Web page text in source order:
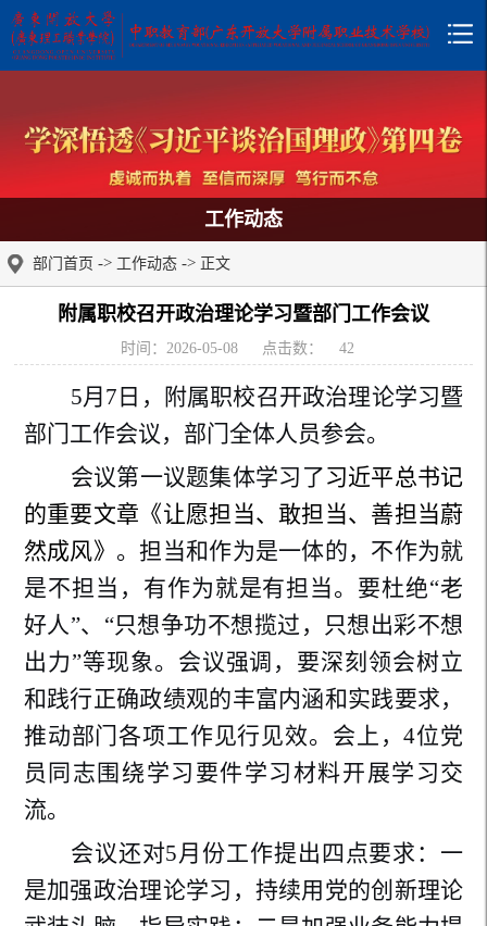
工作动态
部门首页 -> 工作动态 -> 正文
附属职校召开政治理论学习暨部门工作会议
时间：2026-05-08 点击数： 42
5月7日，附属职校召开政治理论学习暨
部门工作会议，部门全体人员参会。
会议第一议题集体学习了习近平总书记
的重要文章《让愿担当、敢担当、善担当蔚
然成风》 。担当和作为是一体的，不作为就
是不担当，有作为就是有担当。要杜绝“老
好人”、“只想争功不想揽过，只想出彩不想
出力”等现象。 会议强调，要深刻领会树立
和践行正确政绩观的丰富内涵和实践要求，
推动部门各项工作见行见效。 会上，4位党
员同志围绕学习 要件学习材料开展学习交
流。
会议还对5月份工作提出四点要求：一
是加强政治理论学习，持续用党的创新理论